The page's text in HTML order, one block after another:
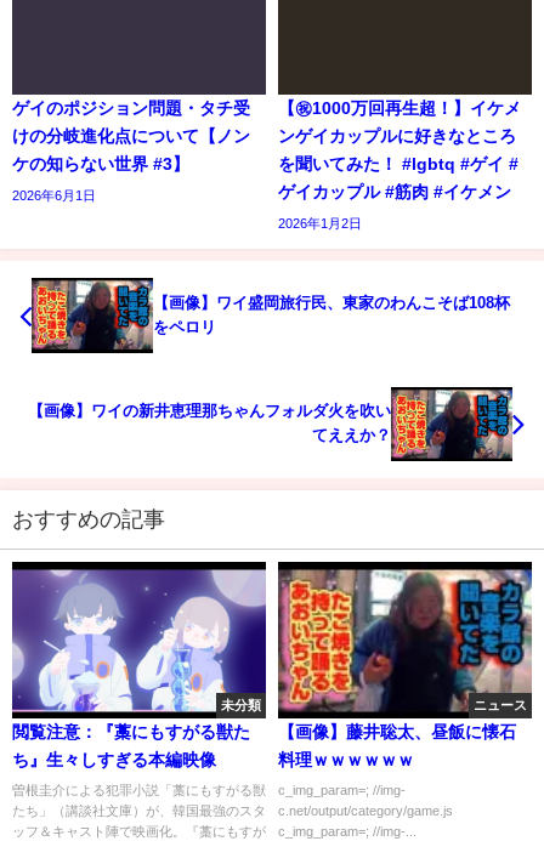
ゲイのポジション問題・タチ受
けの分岐進化点について【ノン
ケの知らない世界 #3】
2026年6月1日
【㊗️1000万回再生超！】イケメ
ンゲイカップルに好きなところ
を聞いてみた！ #lgbtq #ゲイ #
ゲイカップル #筋肉 #イケメン
2026年1月2日
【画像】ワイ盛岡旅行民、東家のわんこそば108杯
をペロリ
【画像】ワイの新井恵理那ちゃんフォルダ火を吹い
てええか？
おすすめの記事
未分類
閲覧注意：『藁にもすがる獣た
ち』生々しすぎる本編映像
曽根圭介による犯罪小説「藁にもすがる獣
たち」（講談社文庫）が、韓国最強のスタ
ッフ＆キャスト陣で映画化。『藁にもすが
ニュース
【画像】藤井聡太、昼飯に懐石
料理ｗｗｗｗｗｗ
c_img_param=; //img-
c.net/output/category/game.js
c_img_param=; //img-...